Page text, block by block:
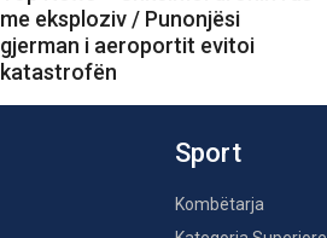
me eksploziv / Punonjësi
gjerman i aeroportit evitoi
katastrofën
Sport
Kombëtarja